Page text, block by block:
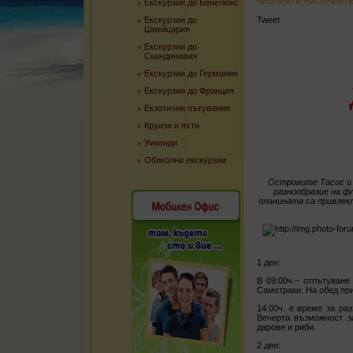
Екскурзии до Бенелюкс
Екскурзии до
Швейцария
Екскурзии до
Скандинавия
Екскурзии до Германия
Екскурзии до Франция
Екзотични пътувания
Круизи и яхти
Уикенди
Обиколни екскурзии
Tweet
Островите Тасос и
разнообразие на
планината са
1 ден:
В 09:00ч.–
Самотраки. На обед
14:00ч. е време за
Вечерта възможност
дарове и риби.
2 ден: